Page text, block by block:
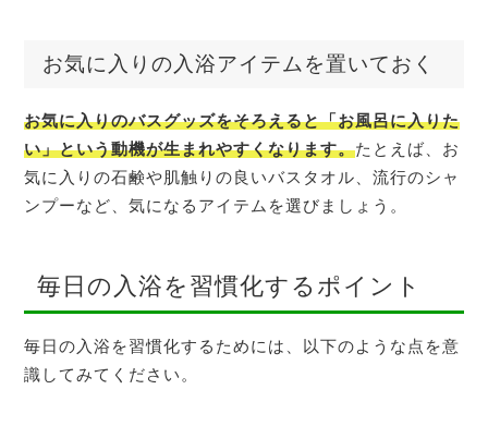
お気に入りの入浴アイテムを置いておく
お気に入りのバスグッズをそろえると「お風呂に入りた
い」という動機が生まれやすくなります。たとえば、お
気に入りの石鹸や肌触りの良いバスタオル、流行のシャ
ンプーなど、気になるアイテムを選びましょう。
毎日の入浴を習慣化するポイント
毎日の入浴を習慣化するためには、以下のような点を意
識してみてください。